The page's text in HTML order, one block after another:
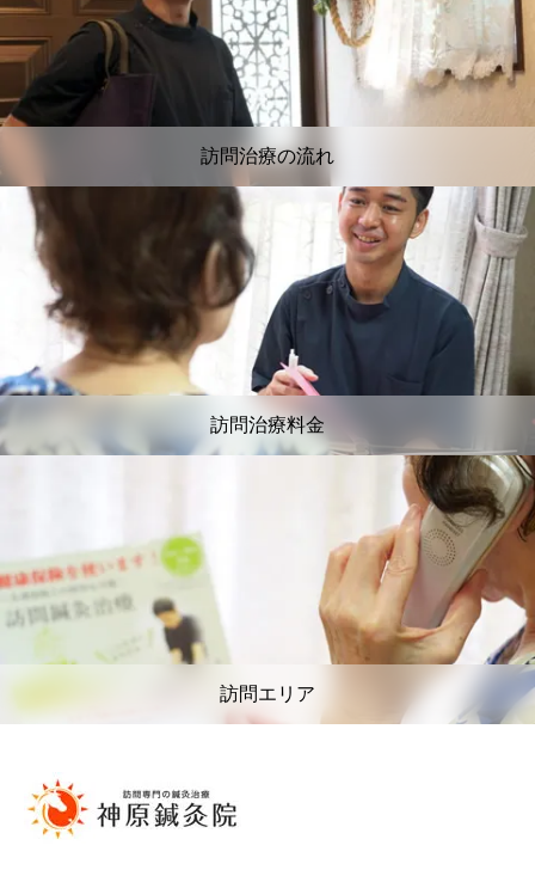
訪問治療の流れ
訪問治療料金
訪問エリア